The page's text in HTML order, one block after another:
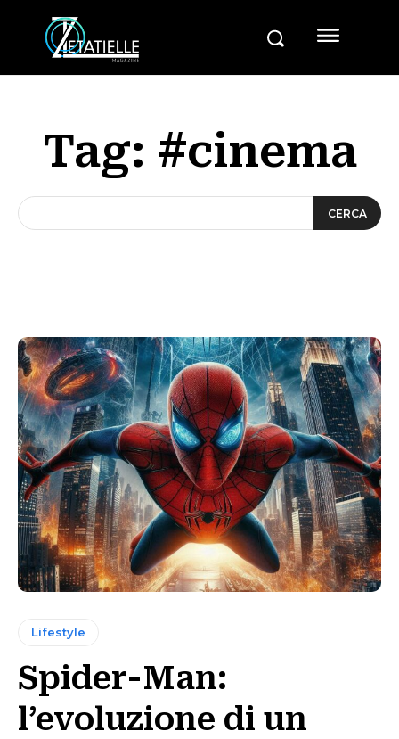
Tag: #cinema
CERCA
Lifestyle
Spider-Man:
l’evoluzione di un